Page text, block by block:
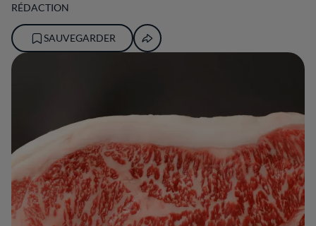
RÉDACTION
SAUVEGARDER